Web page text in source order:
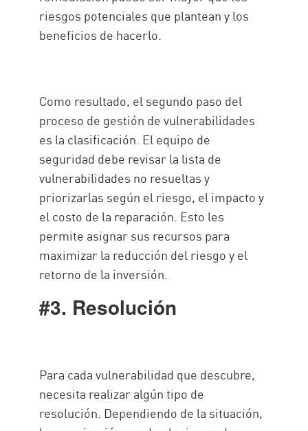
riesgos potenciales que plantean y los
beneficios de hacerlo.
Como resultado, el segundo paso del
proceso de gestión de vulnerabilidades
es la clasificación. El equipo de
seguridad debe revisar la lista de
vulnerabilidades no resueltas y
priorizarlas según el riesgo, el impacto y
el costo de la reparación. Esto les
permite asignar sus recursos para
maximizar la reducción del riesgo y el
retorno de la inversión.
#3. Resolución
Para cada vulnerabilidad que descubre,
necesita realizar algún tipo de
resolución. Dependiendo de la situación,